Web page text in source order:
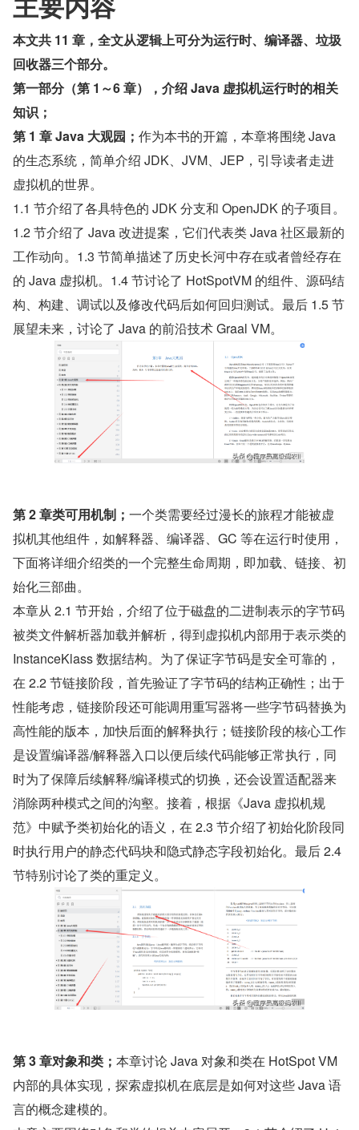
本文共 11 章，全文从逻辑上可分为运行时、编译器、垃圾
回收器三个部分。
第一部分（第 1～6 章），介绍 Java 虚拟机运行时的相关
知识；
第 1 章 Java 大观园； 作为本书的开篇，本章将围绕 Java
的生态系统，简单介绍 JDK、JVM、JEP，引导读者走进
虚拟机的世界。
1.1 节介绍了各具特色的 JDK 分支和 OpenJDK 的子项目。
1.2 节介绍了 Java 改进提案，它们代表类 Java 社区最新的
工作动向。1.3 节简单描述了历史长河中存在或者曾经存在
的 Java 虚拟机。1.4 节讨论了 HotSpotVM 的组件、源码结
构、构建、调试以及修改代码后如何回归测试。最后 1.5 节
展望未来，讨论了 Java 的前沿技术 Graal VM。
第 2 章类可用机制； 一个类需要经过漫长的旅程才能被虚
拟机其他组件，如解释器、编译器、GC 等在运行时使用，
下面将详细介绍类的一个完整生命周期，即加载、链接、初
始化三部曲。
本章从 2.1 节开始，介绍了位于磁盘的二进制表示的字节码
被类文件解析器加载并解析，得到虚拟机内部用于表示类的
InstanceKlass 数据结构。为了保证字节码是安全可靠的，
在 2.2 节链接阶段，首先验证了字节码的结构正确性；出于
性能考虑，链接阶段还可能调用重写器将一些字节码替换为
高性能的版本，加快后面的解释执行；链接阶段的核心工作
是设置编译器/解释器入口以便后续代码能够正常执行，同
时为了保障后续解释/编译模式的切换，还会设置适配器来
消除两种模式之间的沟壑。接着，根据《Java 虚拟机规
范》中赋予类初始化的语义，在 2.3 节介绍了初始化阶段同
时执行用户的静态代码块和隐式静态字段初始化。最后 2.4
节特别讨论了类的重定义。
第 3 章对象和类； 本章讨论 Java 对象和类在 HotSpot VM
内部的具体实现，探索虚拟机在底层是如何对这些 Java 语
言的概念建模的。